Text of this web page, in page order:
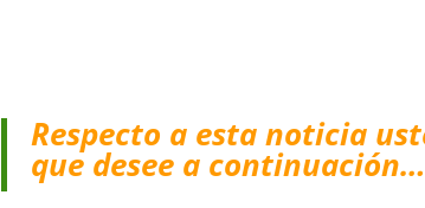
Respecto a esta noticia
que desee a continuación…